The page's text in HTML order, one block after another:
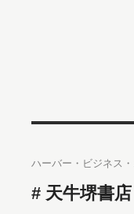
ハーバー・ビジネス
天牛堺書店